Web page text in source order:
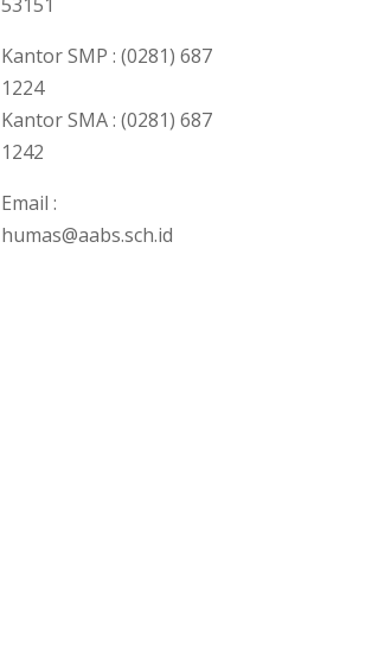
Kantor SMP : (0281) 687
1224
Kantor SMA : (0281) 687
1242
Email :
humas@aabs.sch.id